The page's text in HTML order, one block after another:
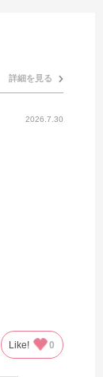
詳細を見る
2026.7.30
Like! 0